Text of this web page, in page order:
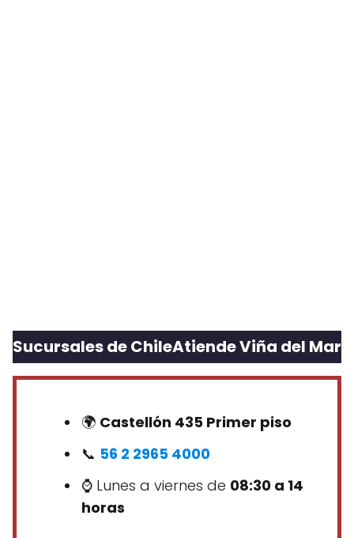
Sucursales de ChileAtiende Viña del Mar
🌍 Castellón 435 Primer piso
📞 56 2 2965 4000
⌚ Lunes a viernes de 08:30 a 14
horas